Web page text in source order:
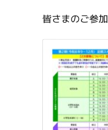
皆さまのご参